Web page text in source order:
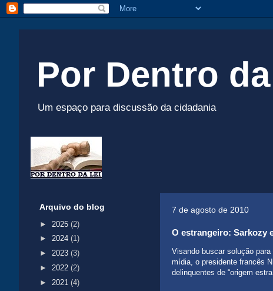
Por Dentro
Um espaço para discussão da cidadania
7 de agosto de 2010
O estrangeiro: Sarkozy
Visando buscar solução
mídia, o presidente francês
delinquentes de “origem
Arquivo do blog
► 2025 (2)
► 2024 (1)
► 2023 (3)
► 2022 (2)
► 2021 (4)